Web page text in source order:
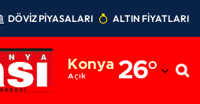
DÖVİZ PİYASALARI ALTIN FİYATLARI
Konya
Açık 26°
Adıyaman